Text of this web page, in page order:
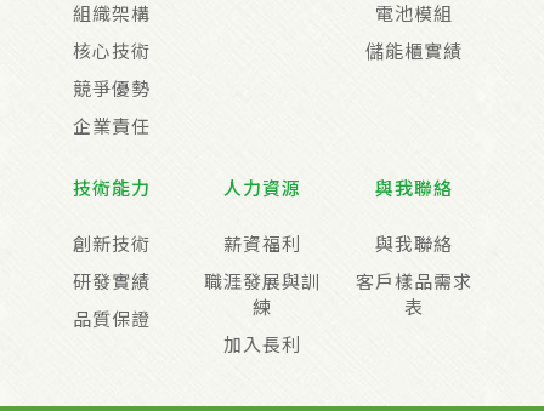
組織架構
核心技術
競爭優勢
企業責任
電池模組
儲能櫃實績
技術能力
創新技術
研發實績
品質保證
人力資源
薪資福利
職涯發展與訓
練
加入長利
與我聯絡
與我聯絡
客戶樣品需求
表